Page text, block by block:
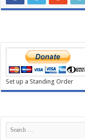
Set up a Standing Order